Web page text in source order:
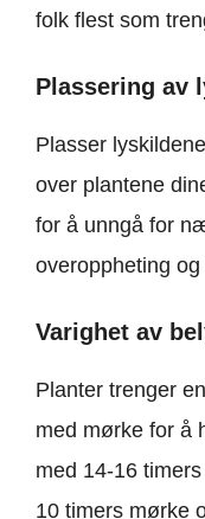
folk flest som
Plassering av
Plasser
over plantene
for å unngå for
overoppheting
Varighet av
Planter trenger
med mørke for å
med 14-16
10 timers mørke